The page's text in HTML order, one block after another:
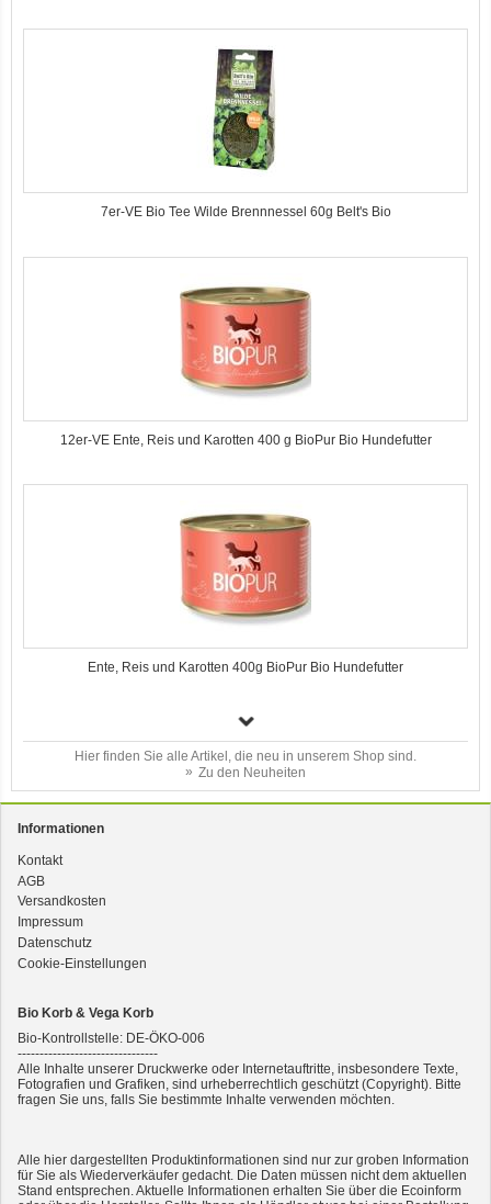
7er-VE Bio Tee Wilde Brennnessel 60g Belt's Bio
12er-VE Ente, Reis und Karotten 400 g BioPur Bio Hundefutter
Ente, Reis und Karotten 400g BioPur Bio Hundefutter
3er-SET Bio Sticks Soft (weiche Hundeleckerli) Huhn 150g Dog's Love
Hier finden Sie alle Artikel, die neu in unserem Shop sind.
Zu den Neuheiten
Informationen
Kontakt
AGB
Versandkosten
Impressum
Datenschutz
Cookie-Einstellungen
Bio Korb & Vega Korb
Bio-Kontrollstelle: DE-ÖKO-006
--------------------------------
Alle Inhalte unserer Druckwerke oder Internetauftritte, insbesondere Texte,
Fotografien und Grafiken, sind urheberrechtlich geschützt (Copyright). Bitte
fragen Sie uns, falls Sie bestimmte Inhalte verwenden möchten.
Alle hier dargestellten Produktinformationen sind nur zur groben Information
für Sie als Wiederverkäufer gedacht. Die Daten müssen nicht dem aktuellen
Stand entsprechen. Aktuelle Informationen erhalten Sie über die Ecoinform